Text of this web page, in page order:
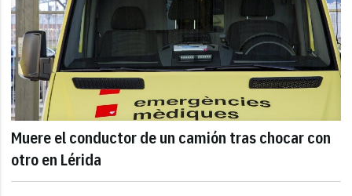
Muere el conductor de un camión tras chocar con
otro en Lérida